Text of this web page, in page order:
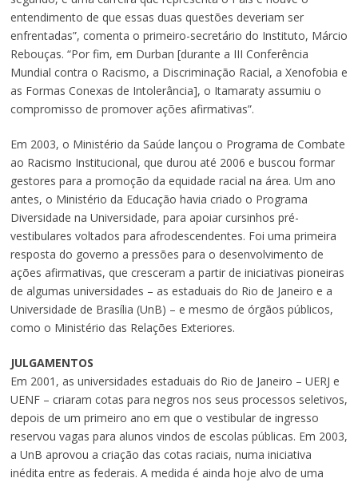
entendimento de que essas duas questões deveriam ser
enfrentadas”, comenta o primeiro-secretário do Instituto, Márcio
Rebouças. “Por fim, em Durban [durante a III Conferência
Mundial contra o Racismo, a Discriminação Racial, a Xenofobia e
as Formas Conexas de Intolerância], o Itamaraty assumiu o
compromisso de promover ações afirmativas”.
Em 2003, o Ministério da Saúde lançou o Programa de Combate
ao Racismo Institucional, que durou até 2006 e buscou formar
gestores para a promoção da equidade racial na área. Um ano
antes, o Ministério da Educação havia criado o Programa
Diversidade na Universidade, para apoiar cursinhos pré-
vestibulares voltados para afrodescendentes. Foi uma primeira
resposta do governo a pressões para o desenvolvimento de
ações afirmativas, que cresceram a partir de iniciativas pioneiras
de algumas universidades – as estaduais do Rio de Janeiro e a
Universidade de Brasília (UnB) – e mesmo de órgãos públicos,
como o Ministério das Relações Exteriores.
JULGAMENTOS
Em 2001, as universidades estaduais do Rio de Janeiro – UERJ e
UENF – criaram cotas para negros nos seus processos seletivos,
depois de um primeiro ano em que o vestibular de ingresso
reservou vagas para alunos vindos de escolas públicas. Em 2003,
a UnB aprovou a criação das cotas raciais, numa iniciativa
inédita entre as federais. A medida é ainda hoje alvo de uma